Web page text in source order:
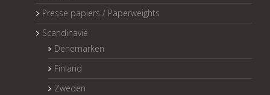
Presse papiers / Paperweights
Scandinavië
Denemarken
Finland
Zweden